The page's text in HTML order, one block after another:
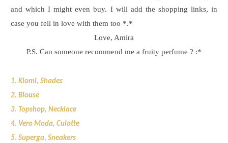
and which I might even buy. I will add the shopping links, in
case you fell in love with them too *.*
Love, Amira
P.S. Can someone recommend me a fruity perfume ? :*
1. Kiomi, Shades
2. Blouse
3. Topshop, Necklace
4. Vero Moda, Culotte
5. Superga, Sneakers